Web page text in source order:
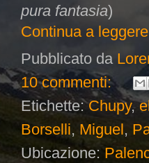
pura fantasia)
Continua a
Pubblicato da
10 commenti:
Etichette:Chupy,
Borselli, Miguel ,
Ubicazione: